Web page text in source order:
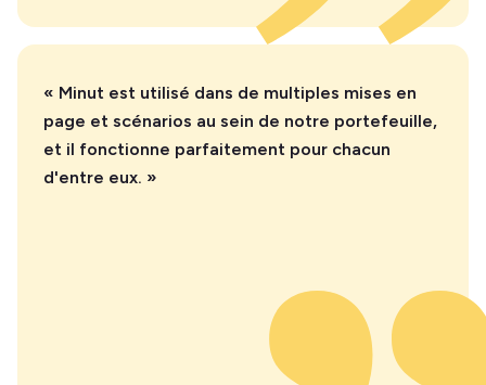
« Minut est utilisé dans de multiples mises en
page et scénarios au sein de notre portefeuille,
et il fonctionne parfaitement pour chacun
d'entre eux. »